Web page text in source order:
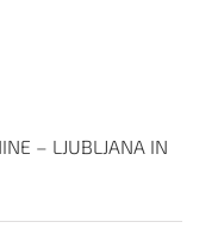
– LJUBLJANA IN